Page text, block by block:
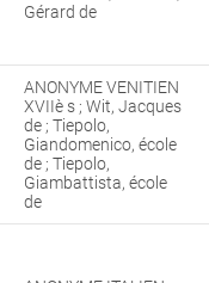
Gérard de
ANONYME VENITIEN
XVIIè s ; Wit, Jacques
de ; Tiepolo,
Giandomenico, école
de ; Tiepolo,
Giambattista, école
de